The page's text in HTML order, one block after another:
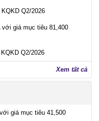
Q2/2026
với giá mục tiêu 81,400
Q2/2026
Xem tất cả
giá mục tiêu 41,500